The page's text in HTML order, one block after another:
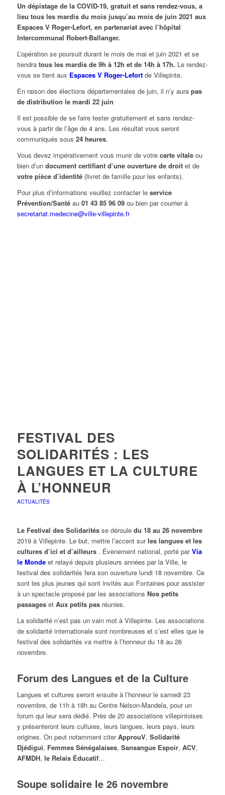
Un dépistage de la COVID-19, gratuit et sans rendez-vous, a
lieu tous les mardis du mois jusqu’au mois de juin 2021 aux
Espaces V Roger-Lefort, en partenariat avec l’hôpital
Intercommunal Robert-Ballanger.
L’opération se poursuit durant le mois de mai et juin 2021 et se
tiendra tous les mardis de 9h à 12h et de 14h à 17h. Le rendez-
vous se tient aux Espaces V Roger-Lefort de Villepinte.
En raison des élections départementales de juin, il n’y aura pas
de distribution le mardi 22 juin
Il est possible de se faire tester gratuitement et sans rendez-
vous à partir de l’âge de 4 ans. Les résultat vous seront
communiqués sous 24 heures.
Vous devez impérativement vous munir de votre carte vitaleou
bien d’un document certifiant d’une ouverture de droitet de
votre pièce d’identité(livret de famille pour les enfants).
Pour plus d’informations veuillez contacter le service
Prévention/Santéau 01 43 85 96 09ou bien par courrier à
secretariat.medecine@ville-villepinte.fr
FESTIVAL DES
SOLIDARITÉS : LES
LANGUES ET LA CULTURE
À L’HONNEUR
ACTUALITÉS
Le Festival des Solidaritésse déroule du 18 au 26 novembre
2019 à Villepinte. Le but, mettre l’accent surles langues et les
cultures d’ici et d’ailleurs . Évènement national, porté parVia
le Monde et relayé depuis plusieurs années par la Ville, le
festival des solidarités fera son ouverture lundi 18 novembre. Ce
sont les plus jeunes qui sont invités aux Fontaines pour assister
à un spectacle proposé par les associations Nos petits
passageset Aux petits pasréunies.
La solidarité n’est pas un vain mot à Villepinte. Les associations
de solidarité internationale sont nombreuses et c’est elles que le
festival des solidarités va mettre à l’honneur du 18 au 26
novembre.
Forum des Langues et de la Culture
Langues et cultures seront ensuite à l’honneur le samedi 23
novembre, de 11h à 18h au Centre Nelson-Mandela, pour un
forum qui leur sera dédié. Près de 20 associations villepintoises
y présenteront leurs cultures, leurs langues, leurs pays, leurs
origines. On peut notamment citerApprouV, Solidarité
Djédigui, Femmes Sénégalaises, Sansangue Espoir, ACV,
AFMDH, le Relais Éducatif…
Soupe solidaire le 26 novembre